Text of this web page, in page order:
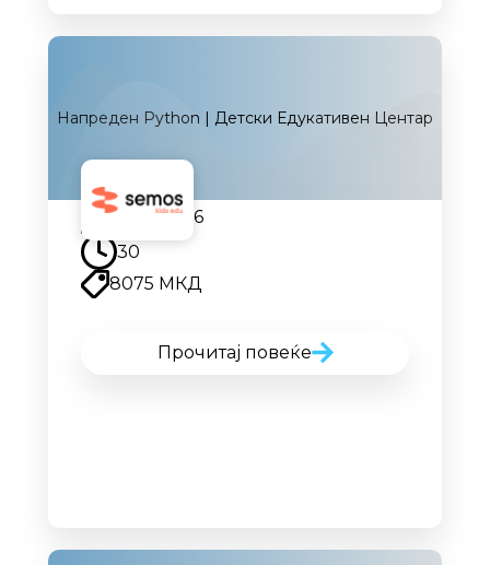
Напреден Python | Детски Едукативен Центар
12.09.2026
30
8075 МКД
Прочитај повеќе